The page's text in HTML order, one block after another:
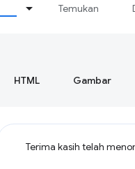
Temukan
HTML Gambar
Terima kasih telah